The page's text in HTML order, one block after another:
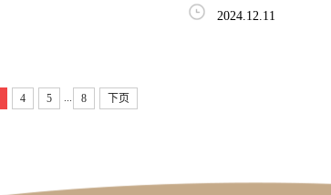
2024.12.11
4 5 8 下页